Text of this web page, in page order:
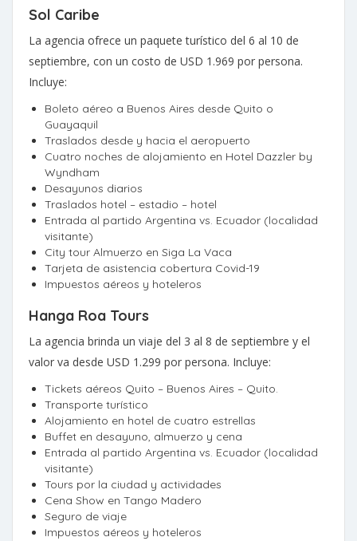
Sol Caribe
La agencia ofrece un paquete turístico del 6 al 10 de
septiembre, con un costo de USD 1.969 por persona.
Incluye:
Boleto aéreo a Buenos Aires desde Quito o
Guayaquil
Traslados desde y hacia el aeropuerto
Cuatro noches de alojamiento en Hotel Dazzler by
Wyndham
Desayunos diarios
Traslados hotel – estadio – hotel
Entrada al partido Argentina vs. Ecuador (localidad
visitante)
City tour Almuerzo en Siga La Vaca
Tarjeta de asistencia cobertura Covid-19
Impuestos aéreos y hoteleros
Hanga Roa Tours
La agencia brinda un viaje del 3 al 8 de septiembre y el
valor va desde USD 1.299 por persona. Incluye:
Tickets aéreos Quito – Buenos Aires – Quito.
Transporte turístico
Alojamiento en hotel de cuatro estrellas
Buffet en desayuno, almuerzo y cena
Entrada al partido Argentina vs. Ecuador (localidad
visitante)
Tours por la ciudad y actividades
Cena Show en Tango Madero
Seguro de viaje
Impuestos aéreos y hoteleros